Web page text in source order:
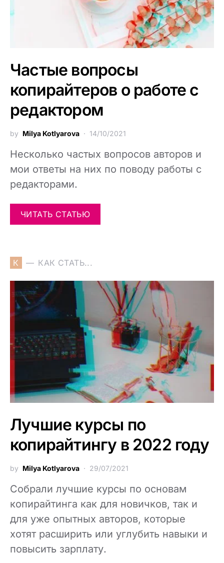
Частые вопросы
копирайтеров о работе с
редактором
by Milya Kotlyarova 14/10/2021
Несколько частых вопросов авторов и
мои ответы на них по поводу работы с
редакторами.
ЧИТАТЬ СТАТЬЮ
К КАК СТАТЬ...
Лучшие курсы по
копирайтингу в 2022 году
by Milya Kotlyarova 29/07/2021
Собрали лучшие курсы по основам
копирайтинга как для новичков, так и
для уже опытных авторов, которые
хотят расширить или углубить навыки и
повысить зарплату.